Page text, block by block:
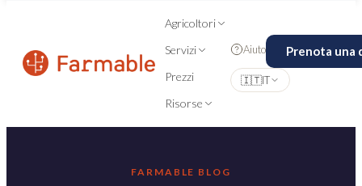
Agricoltori
Servizi
Prezzi
Risorse
Aiuto Prenota una
🇮🇹IT
FARMABLE BLOG